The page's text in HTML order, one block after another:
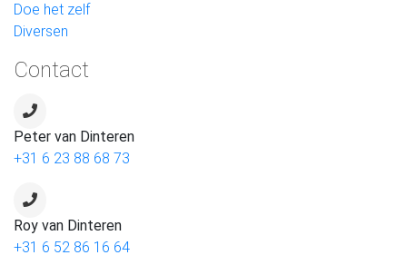
Doe het zelf
Diversen
Contact
Peter van Dinteren
+31 6 23 88 68 73
Roy van Dinteren
+31 6 52 86 16 64